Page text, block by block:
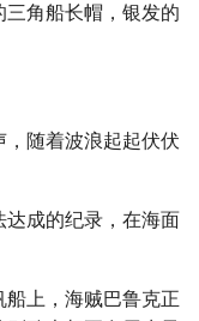
角船长帽，银发的
随着波浪起起伏伏
成的纪录，在海面
上，海贼巴鲁克正